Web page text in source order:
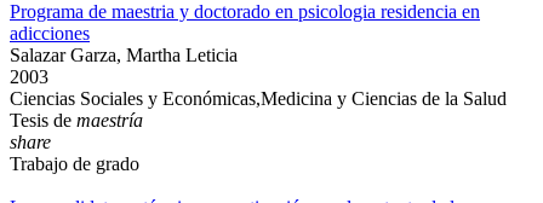
Programa de maestria y doctorado en psicologia residencia en
adicciones
Salazar Garza, Martha Leticia
2003
Ciencias Sociales y Económicas,Medicina y Ciencias de la Salud
Tesis de maestría
share
Trabajo de grado